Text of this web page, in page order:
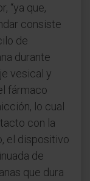
“ya que,
consiste
de
durante
vesical y
fármaco
lo cual
con la
el dispositivo
de
que dura